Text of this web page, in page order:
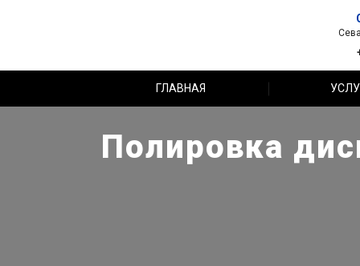
ГЛАВНАЯ
Полировка